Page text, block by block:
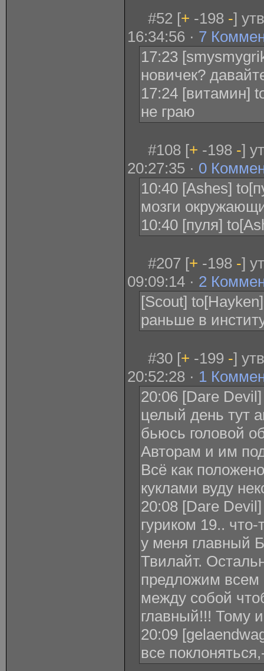
#52 [+ -198 -]
16:34:56 · 7
17:23
новичек?
17:24 [витамин]
не граю
#108 [+ -198 -]
20:27:35 · 0
10:40 [Ashes]
мозги
10:40 [пуля]
#207 [+ -198 -]
09:09:14 · 2
[Scout]
раньше в
#30 [+ -199 -]
20:52:28 · 1
20:06 [Dare
целый день тут
бьюсь головой
Авторам и им
Всё как
куклами вуду
20:08 [Dare
гуриком 19..
у меня главный
Твилайт.
предложим всем
между собой
главный!!! Тому
20:09
все